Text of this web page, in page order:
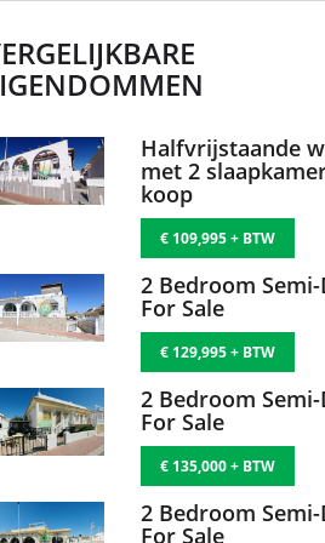
MERCERS
mailadres:
Halfvrijstaande
met 2
koop
€ 109,995 + BTW
2 Bedroom Semi-
For Sale